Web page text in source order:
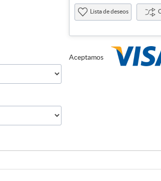
Lista de deseos
Aceptamos